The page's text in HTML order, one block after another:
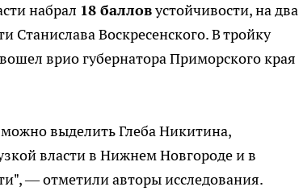
набрал 18 балловустойчивости, на два
Станислава Воскресенского. В тройку
врио губернатора Приморского края
выделить Глеба Никитина,
власти в Нижнем Новгороде и в
— отметили авторы исследования.